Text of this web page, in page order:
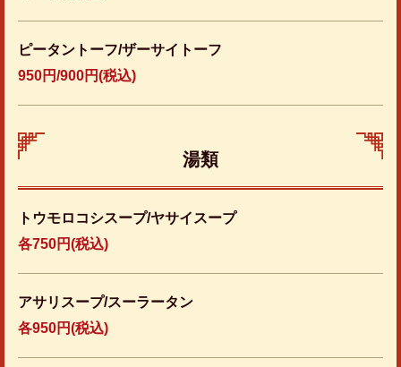
ピータントーフ/ザーサイトーフ
950円/900円(税込)
湯類
トウモロコシスープ/ヤサイスープ
各750円(税込)
アサリスープ/スーラータン
各950円(税込)